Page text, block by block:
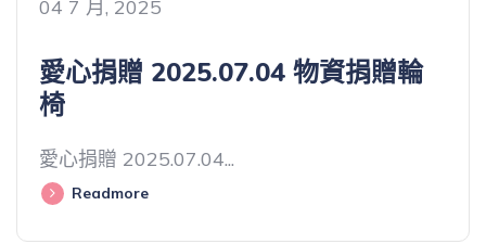
04 7 月, 2025
愛心捐贈 2025.07.04 物資捐贈輪
椅
愛心捐贈 2025.07.04...
Readmore